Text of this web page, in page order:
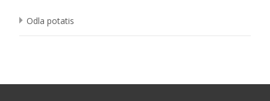
Odla potatis